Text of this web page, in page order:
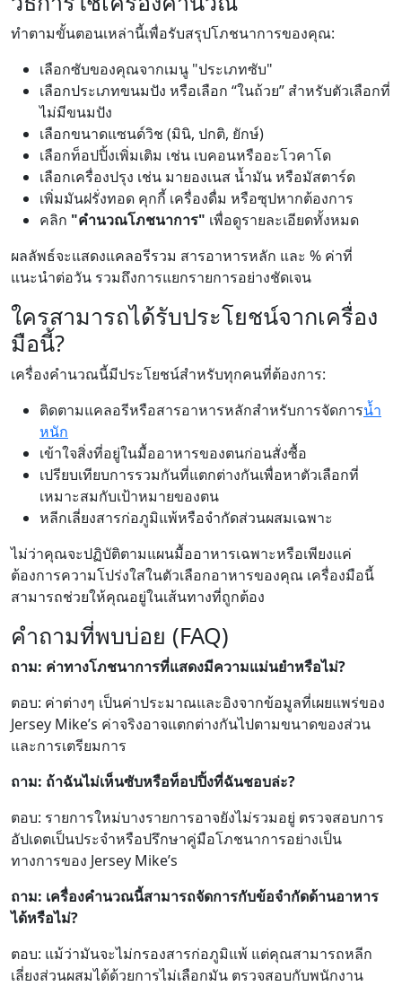
ทำตามขั้นตอนเหล่านี้เพื่อรับสรุปโภชนาการของคุณ:
เลือกซับของคุณจากเมนู "ประเภทซับ"
เลือกประเภทขนมปัง หรือเลือก “ในถ้วย” สำหรับตัวเลือกที่
ไม่มีขนมปัง
เลือกขนาดแซนด์วิช (มินิ, ปกติ, ยักษ์)
เลือกท็อปปิ้งเพิ่มเติม เช่น เบคอนหรืออะโวคาโด
เลือกเครื่องปรุง เช่น มายองเนส น้ำมัน หรือมัสตาร์ด
เพิ่มมันฝรั่งทอด คุกกี้ เครื่องดื่ม หรือซุปหากต้องการ
คลิก "คำนวณโภชนาการ" เพื่อดูรายละเอียดทั้งหมด
ผลลัพธ์จะแสดงแคลอรีรวม สารอาหารหลัก และ % ค่าที่
แนะนำต่อวัน รวมถึงการแยกรายการอย่างชัดเจน
ใครสามารถได้รับประโยชน์จากเครื่อง
มือนี้?
เครื่องคำนวณนี้มีประโยชน์สำหรับทุกคนที่ต้องการ:
ติดตามแคลอรีหรือสารอาหารหลักสำหรับการจัดการน้ำ
หนัก
เข้าใจสิ่งที่อยู่ในมื้ออาหารของตนก่อนสั่งซื้อ
เปรียบเทียบการรวมกันที่แตกต่างกันเพื่อหาตัวเลือกที่
เหมาะสมกับเป้าหมายของตน
หลีกเลี่ยงสารก่อภูมิแพ้หรือจำกัดส่วนผสมเฉพาะ
ไม่ว่าคุณจะปฏิบัติตามแผนมื้ออาหารเฉพาะหรือเพียงแค่
ต้องการความโปร่งใสในตัวเลือกอาหารของคุณ เครื่องมือนี้
สามารถช่วยให้คุณอยู่ในเส้นทางที่ถูกต้อง
คำถามที่พบบ่อย (FAQ)
ถาม: ค่าทางโภชนาการที่แสดงมีความแม่นยำหรือไม่?
ตอบ: ค่าต่างๆ เป็นค่าประมาณและอิงจากข้อมูลที่เผยแพร่ของ
Jersey Mike’s ค่าจริงอาจแตกต่างกันไปตามขนาดของส่วน
และการเตรียมการ
ถาม: ถ้าฉันไม่เห็นซับหรือท็อปปิ้งที่ฉันชอบล่ะ?
ตอบ: รายการใหม่บางรายการอาจยังไม่รวมอยู่ ตรวจสอบการ
อัปเดตเป็นประจำหรือปรึกษาคู่มือโภชนาการอย่างเป็น
ทางการของ Jersey Mike’s
ถาม: เครื่องคำนวณนี้สามารถจัดการกับข้อจำกัดด้านอาหาร
ได้หรือไม่?
ตอบ: แม้ว่ามันจะไม่กรองสารก่อภูมิแพ้ แต่คุณสามารถหลีก
เลี่ยงส่วนผสมได้ด้วยการไม่เลือกมัน ตรวจสอบกับพนักงาน